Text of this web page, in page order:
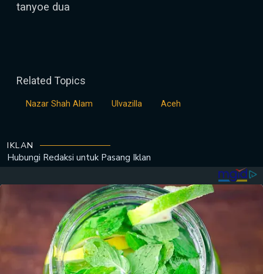
tanyoe dua
Related Topics
Nazar Shah Alam Ulvazilla Aceh
IKLAN
Hubungi Redaksi untuk Pasang Iklan